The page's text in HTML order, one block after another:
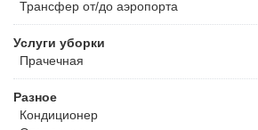
Трансфер от/до аэропорта
Услуги уборки
Прачечная
Разное
Кондиционер